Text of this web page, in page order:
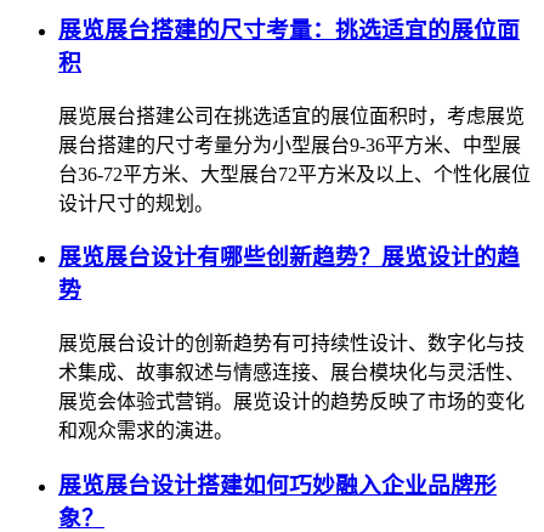
展览展台搭建的尺寸考量：挑选适宜的展位面
积
展览展台搭建公司在挑选适宜的展位面积时，考虑展览
展台搭建的尺寸考量分为小型展台9-36平方米、中型展
台36-72平方米、大型展台72平方米及以上、个性化展位
设计尺寸的规划。
展览展台设计有哪些创新趋势？展览设计的趋
势
展览展台设计的创新趋势有可持续性设计、数字化与技
术集成、故事叙述与情感连接、展台模块化与灵活性、
展览会体验式营销。展览设计的趋势反映了市场的变化
和观众需求的演进。
展览展台设计搭建如何巧妙融入企业品牌形
象？